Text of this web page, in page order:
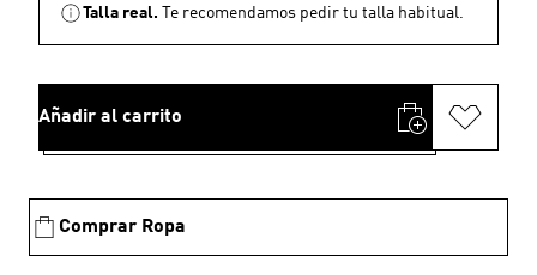
Talla real. Te recomendamos pedir tu talla habitual.
Añadir al carrito
Comprar Ropa